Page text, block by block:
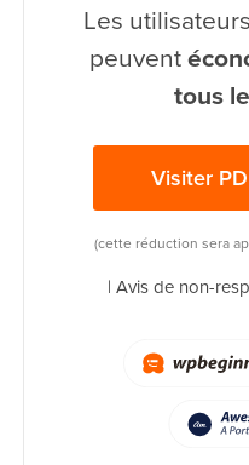
Les
peuvent
tous
Visiter
(cette réduction sera
|Avis de non-